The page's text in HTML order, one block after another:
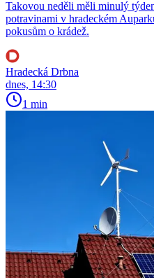
Takovou neděli měli minulý
potravinami v hradeckém
pokusům o krádež.
Hradecká Drbna
dnes, 14:30
1 min